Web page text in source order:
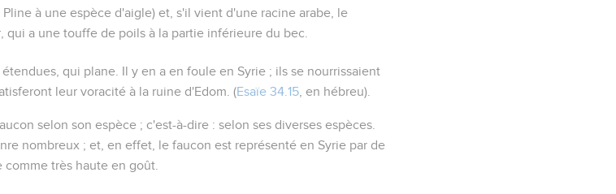
Pline à une espèce d'aigle) et, s'il vient d'une racine arabe, le
qui a une touffe de poils à la partie inférieure du bec.
qui plane . Il y en a en foule en Syrie ; ils se nourrissaient
leur voracité à la ruine d'Edom. (Esaïe 34.15 , en hébreu).
selon son espèce ; c'est-à-dire : selon ses diverses espèces
nombreux ; et, en effet, le faucon est représenté en Syrie par de
comme très haute en goût.